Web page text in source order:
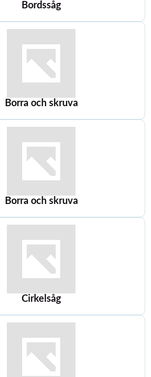
Bordssåg
Borra och skruva
Borra och skruva
Cirkelsåg